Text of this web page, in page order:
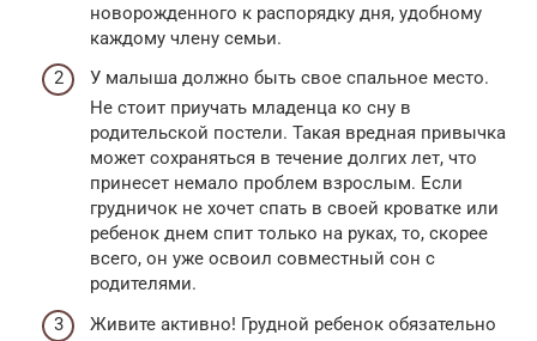
новорожденного к распорядку дня, удобному
каждому члену семьи.
У малыша должно быть свое спальное место.
Не стоит приучать младенца ко сну в
родительской постели. Такая вредная привычка
может сохраняться в течение долгих лет, что
принесет немало проблем взрослым. Если
грудничок не хочет спать в своей кроватке или
ребенок днем спит только на руках, то, скорее
всего, он уже освоил совместный сон с
родителями.
Живите активно! Грудной ребенок обязательно